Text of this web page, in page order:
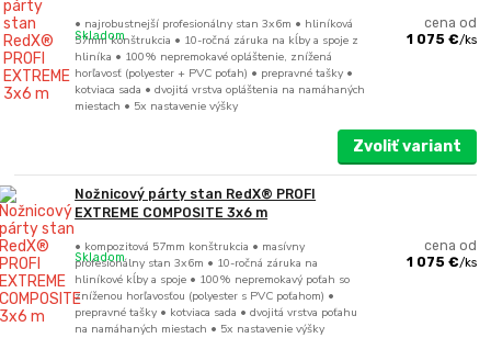
• najrobustnejší profesionálny stan 3x6m • hliníková
57mm konštrukcia • 10-ročná záruka na kĺby a spoje z
hliníka • 100% nepremokavé opláštenie, znížená
horľavosť (polyester + PVC poťah) • prepravné tašky •
kotviaca sada • dvojitá vrstva opláštenia na namáhaných
miestach • 5x nastavenie výšky
cena od
1 075 €/ks
Skladom
Zvoliť variant
Nožnicový párty stan RedX® PROFI
EXTREME COMPOSITE 3x6 m
• kompozitová 57mm konštrukcia • masívny
profesionálny stan 3x6m • 10-ročná záruka na
hliníkové kĺby a spoje • 100% nepremokavý poťah so
zníženou horľavosťou (polyester s PVC poťahom) •
prepravné tašky • kotviaca sada • dvojitá vrstva poťahu
na namáhaných miestach • 5x nastavenie výšky
cena od
1 075 €/ks
Skladom